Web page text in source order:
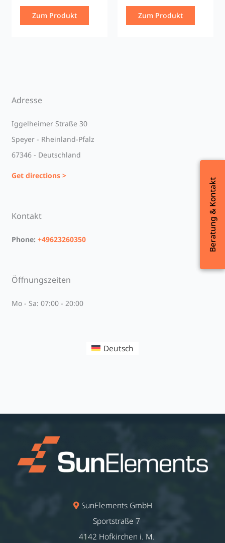
Zum Produkt Zum Produkt
Adresse
Iggelheimer Straße 30
Speyer - Rheinland-Pfalz
67346 - Deutschland
Get directions >
Kontakt
Phone: +49623260350
Öffnungszeiten
Mo - Sa: 07:00 - 20:00
Beratung & Kontakt
Deutsch
SunElements GmbH
Sportstraße 7
4142 Hofkirchen i. M.
Beratung & Kontakt